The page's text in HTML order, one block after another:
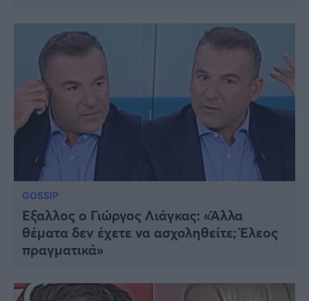
GOSSIP
Έξαλλος ο Γιώργος Λιάγκας: «Άλλα
θέματα δεν έχετε να ασχοληθείτε; Έλεος
πραγματικά»